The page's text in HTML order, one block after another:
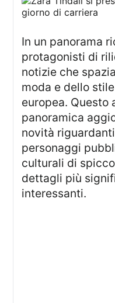
In un panorama ricco di eventi e
protagonisti di
notizie che
moda e dello
europea. Questo
panoramica
novità
personaggi
culturali di
dettagli più
interessanti.